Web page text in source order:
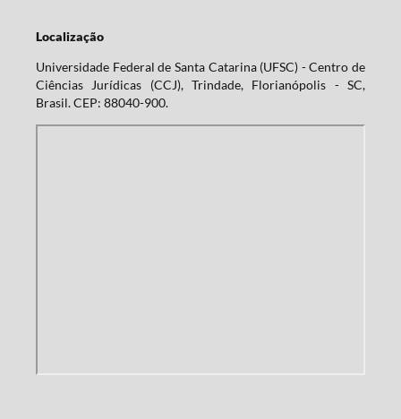
Localização
Universidade Federal de Santa Catarina (UFSC) - Centro de
Ciências Jurídicas (CCJ), Trindade, Florianópolis - SC,
Brasil. CEP: 88040-900.